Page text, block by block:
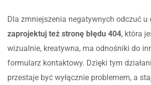
Dla zmniejszenia negatywnych odczuć u
zaprojektuj też stronę błędu 404, która
wizualnie, kreatywna, ma odnośniki do
formularz kontaktowy. Dzięki tym
przestaje być wyłącznie problemem, a